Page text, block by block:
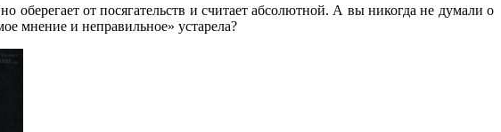
оберегает от посягательств и считает абсолютной. А вы никогда не думали о
мнение и неправильное» устарела?